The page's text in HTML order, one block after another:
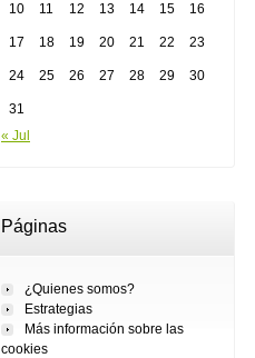
10 11 12 13 14 15 16
17 18 19 20 21 22 23
24 25 26 27 28 29 30
31
« Jul
Páginas
¿Quienes somos?
Estrategias
Más información sobre las
cookies